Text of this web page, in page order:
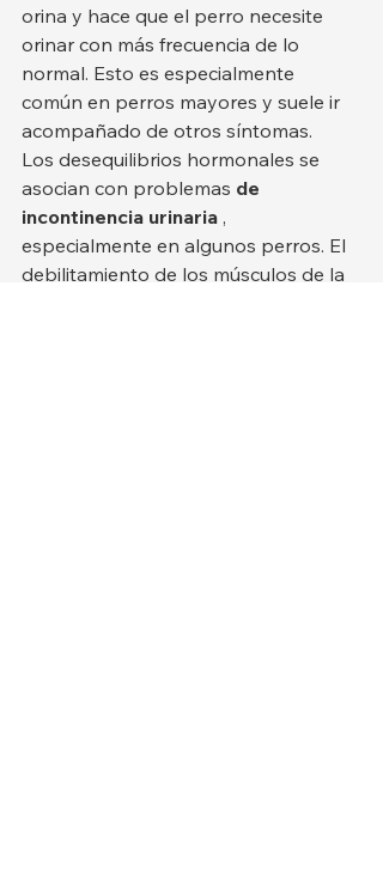
orina y hace que el perro necesite
orinar con más frecuencia de lo
normal. Esto es especialmente
común en perros mayores y suele ir
acompañado de otros síntomas.
Los desequilibrios hormonales se
asocian con problemas de
incontinencia urinaria ,
especialmente en algunos perros. El
debilitamiento de los músculos de la